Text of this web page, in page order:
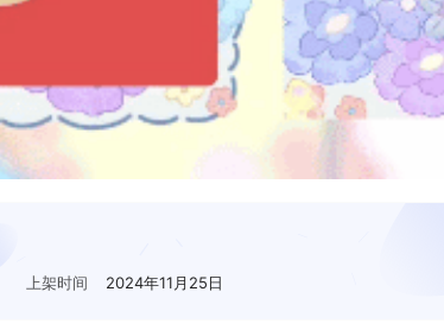
上架时间 2024年11月25日